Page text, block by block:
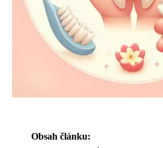
Obsah článku: